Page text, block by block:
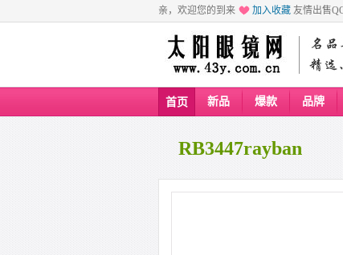
亲，欢迎您的到来 加入收藏 友情出售
首页 新品 爆款 品牌
RB3447rayban